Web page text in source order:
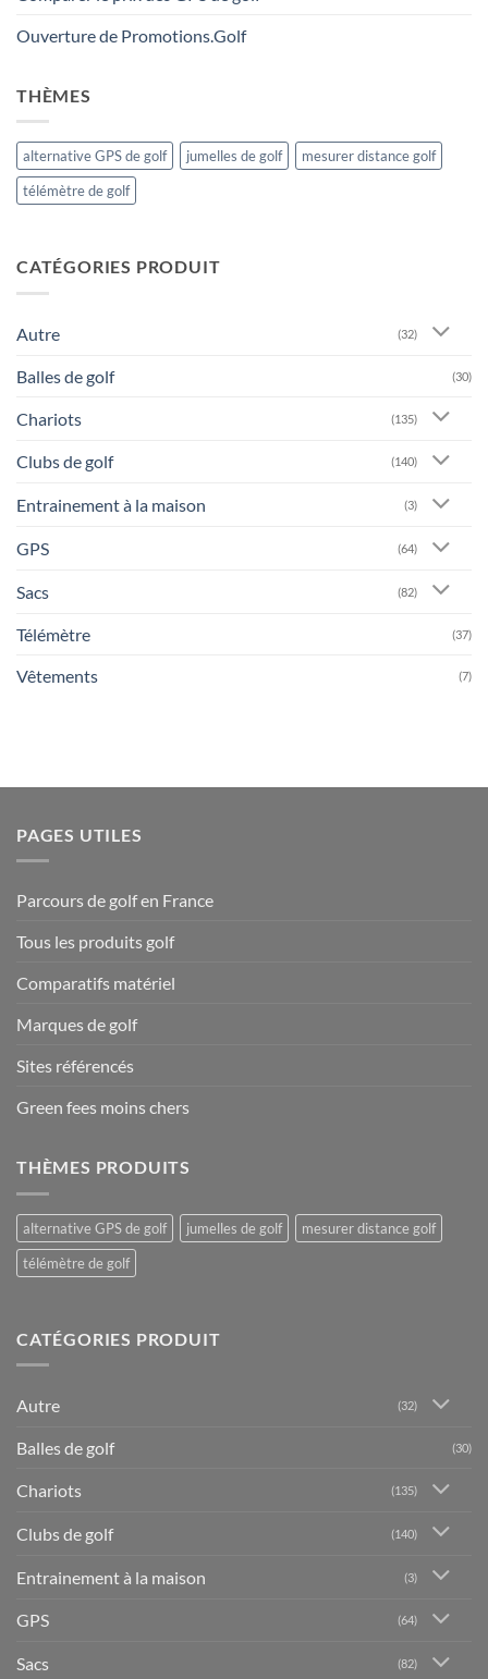
Ouverture de Promotions.Golf
THÈMES
alternative GPS de golf jumelles de golf
mesurer distance golf
télémètre de golf
CATÉGORIES PRODUIT
Autre (32)
Balles de golf (30)
Chariots (135)
Clubs de golf (140)
Entrainement à la maison (3)
GPS (64)
Sacs (82)
Télémètre (37)
Vêtements (7)
PAGES UTILES
Parcours de golf en France
Tous les produits golf
Comparatifs matériel
Marques de golf
Sites référencés
Green fees moins chers
THÈMES PRODUITS
alternative GPS de golf jumelles de golf
mesurer distance golf
télémètre de golf
CATÉGORIES PRODUIT
Autre (32)
Balles de golf (30)
Chariots (135)
Clubs de golf (140)
Entrainement à la maison (3)
GPS (64)
Sacs (82)